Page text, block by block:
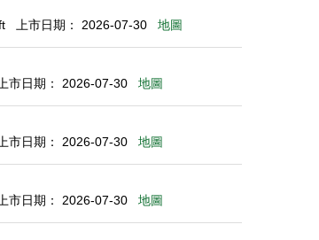
上市日期： 2026-07-30 地圖
上市日期： 2026-07-30 地圖
上市日期： 2026-07-30 地圖
上市日期： 2026-07-30 地圖